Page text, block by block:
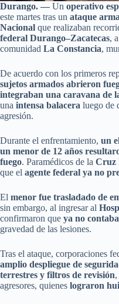
Durango. — Un operativo
este martes tras un ataque
Nacional que realizaban
federal Durango–Zacatecas,
comunidad La Constancia,
De acuerdo con los primeros
sujetos armados abrieron
integraban una caravana de
una intensa balacera luego de
agresión.
Durante el enfrentamiento, un
un menor de 12 años
fuego. Paramédicos de la Cruz
que el agente federal ya no
El menor fue trasladado de
sin embargo, al ingresar al
confirmaron que ya no
gravedad de las lesiones.
Tras el ataque, corporaciones
amplio despliegue de
terrestres y filtros de revisión
agresores, quienes lograron